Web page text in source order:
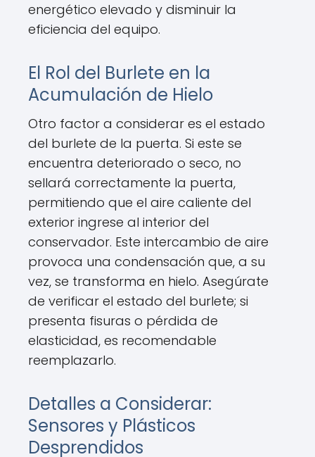
energético elevado y disminuir la
eficiencia del equipo.
El Rol del Burlete en la
Acumulación de Hielo
Otro factor a considerar es el estado
del burlete de la puerta. Si este se
encuentra deteriorado o seco, no
sellará correctamente la puerta,
permitiendo que el aire caliente del
exterior ingrese al interior del
conservador. Este intercambio de aire
provoca una condensación que, a su
vez, se transforma en hielo. Asegúrate
de verificar el estado del burlete; si
presenta fisuras o pérdida de
elasticidad, es recomendable
reemplazarlo.
Detalles a Considerar:
Sensores y Plásticos
Desprendidos